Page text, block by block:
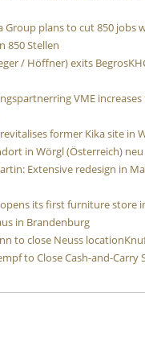
Group plans to cut 850 jobs
850 Stellen
/ Höffner) exits Begros
VME
former Kika site in
in Wörgl (Österreich) neu
Extensive redesign in
its first furniture store
in Brandenburg
to close Neuss location
to Close Cash-and-Carry